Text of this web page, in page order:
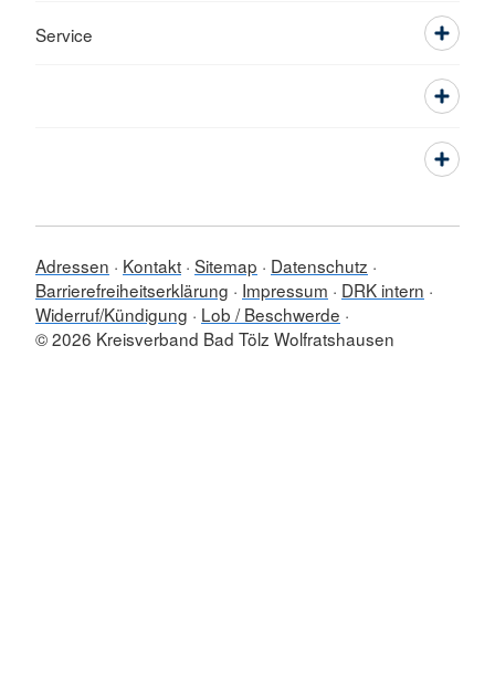
Service
Adressen Kontakt Sitemap
Datenschutz
Barrierefreiheitserklärung
Impressum
DRK intern
Widerruf/Kündigung
Lob / Beschwerde
© 2026 Kreisverband Bad Tölz Wolfratshausen